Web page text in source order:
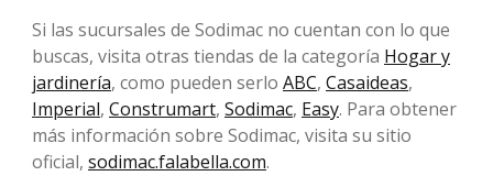
Si las sucursales de Sodimac no cuentan con lo que
buscas, visita otras tiendas de la categoría Hogar y
jardinería, como pueden serlo ABC, Casaideas,
Imperial, Construmart, Sodimac, Easy. Para obtener
más información sobre Sodimac, visita su sitio
oficial, sodimac.falabella.com.